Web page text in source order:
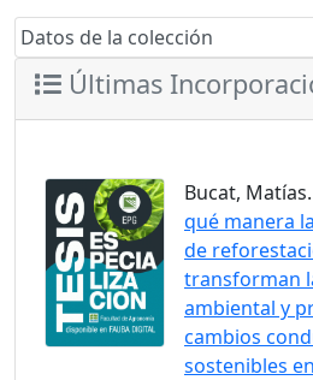
Datos de la colección
Últimas
Bucat,
qué manera
de
transforman
ambiental y
cambios
sostenibles